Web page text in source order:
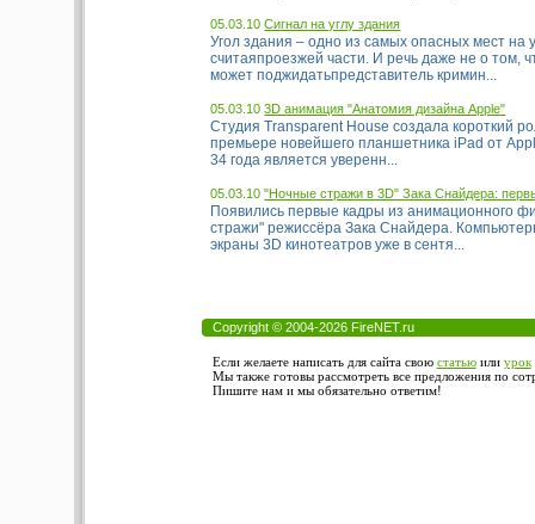
05.03.10Сигнал на углу здания
Угол здания – одно из самых опасных мест на
считаяпроезжей части. И речь даже не о том,
может поджидатьпредставитель кримин...
05.03.103D анимация "Анатомия дизайна Apple"
Студия Transparent House создала короткий
премьере новейшего планшетника iPad от
34 года является уверенн...
05.03.10"Ночные стражи в 3D" Зака Снайдера:
Появились первые кадры из анимационного
стражи" режиссёра Зака Снайдера.
экраны 3D кинотеатров уже в сентя...
Copyright © 2004-2026 FireNET.ru
Если желаете написать для сайта свою статьюили урок
Мы также готовы рассмотреть все предложения по
Пишите нам и мы обязательно ответим!